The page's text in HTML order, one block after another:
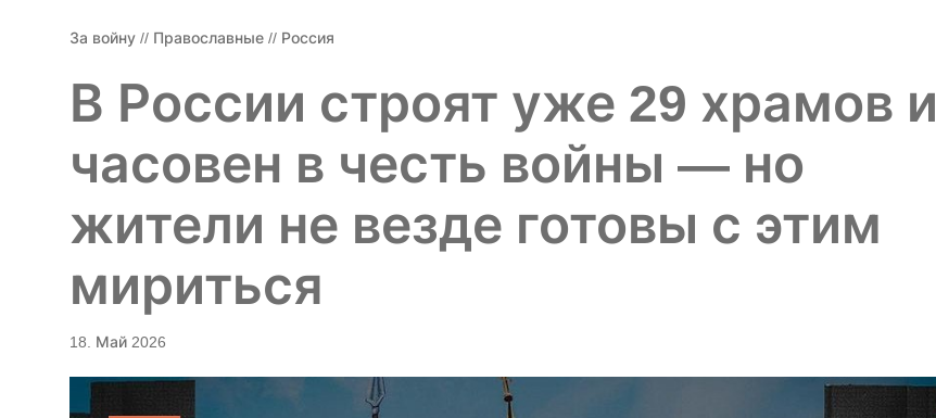
За войну // Православные // Россия
В России строят уже 29 храмов и
часовен в честь войны — но
жители не везде готовы с этим
мириться
18. Май 2026